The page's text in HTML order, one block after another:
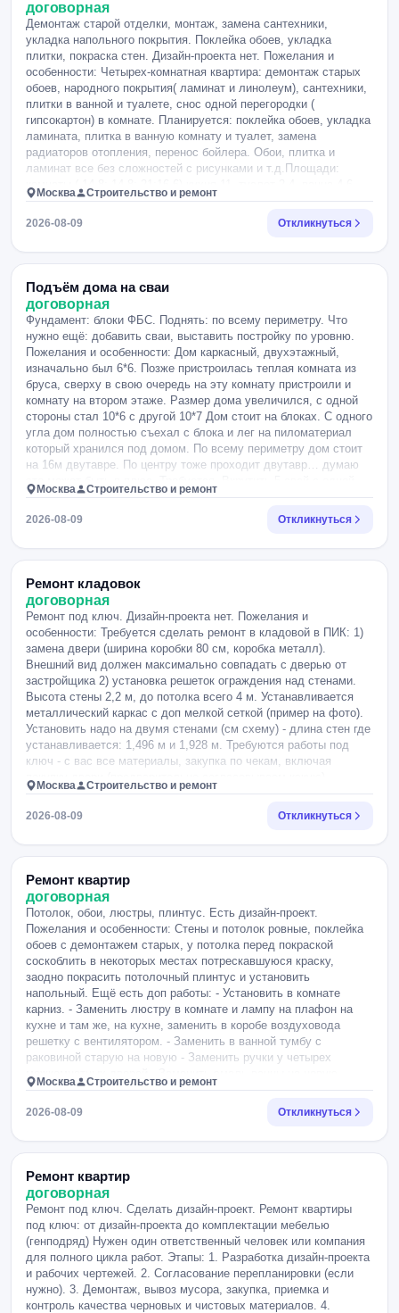
сложного на объектах нет и не будет. Главное аккуратность в
работе и своевременные переделки, если требуется.
договорная
Демонтаж старой отделки, монтаж, замена сантехники,
укладка напольного покрытия. Поклейка обоев, укладка
плитки, покраска стен. Дизайн-проекта нет. Пожелания и
особенности: Четырех-комнатная квартира: демонтаж старых
обоев, народного покрытия( ламинат и линолеум), сантехники,
плитки в ванной и туалете, снос одной перегородки (
гипсокартон) в комнате. Планируется: поклейка обоев, укладка
ламината, плитка в ванную комнату и туалет, замена
радиаторов отопления, перенос бойлера. Обои, плитка и
ламинат все без сложностей с рисунками и т.д.Площади:
комнаты ( 14,8; 14,8; 21;16,6) кухня 11, туалет 2,4, ванна 4,6
м2. В отзыве, пожалуйста, укажите возможность вывоза
мусора с вашей стороны, возможность замены радиаторов и
опыт общения с УК и примерную смету ( уверена, что у вас
уже богатый опыт и примерно по представленным параметрам
оценить возможно).
Москва Строительство и ремонт
2026-08-09 Откликнуться
Подъём дома на сваи
договорная
Фундамент: блоки ФБС. Поднять: по всему периметру. Что
нужно ещё: добавить сваи, выставить постройку по уровню.
Пожелания и особенности: Дом каркасный, двухэтажный,
изначально был 6*6. Позже пристроилась теплая комната из
бруса, сверху в свою очередь на эту комнату пристроили и
комнату на втором этаже. Размер дома увеличился, с одной
стороны стал 10*6 с другой 10*7 Дом стоит на блоках. С одного
угла дом полностью съехал с блока и лег на пиломатериал
который хранился под домом. По всему периметру дом стоит
на 16м двутавре. По центру тоже проходит двутавр… думаю
это может быть в плюс. Требуется. Вкрутить 5 свай с одной
стороны, 5 свай с другой, сваи связать между собой 25м
двутавр.
Москва Строительство и ремонт
2026-08-09 Откликнуться
Ремонт кладовок
договорная
Ремонт под ключ. Дизайн-проекта нет. Пожелания и
особенности: Требуется сделать ремонт в кладовой в ПИК: 1)
замена двери (ширина коробки 80 см, коробка металл).
Внешний вид должен максимально совпадать с дверью от
застройщика 2) установка решеток ограждения над стенами.
Высота стены 2,2 м, до потолка всего 4 м. Устанавливается
металлический каркас с доп мелкой сеткой (пример на фото).
Установить надо на двумя стенами (см схему) - длина стен где
устанавливается: 1,496 м и 1,928 м. Требуются работы под
ключ - с вас все материалы, закупка по чекам, включая
покупку двери (предварительно согласовываем какую),
согласование в ПИК установки решетки.
Москва Строительство и ремонт
2026-08-09 Откликнуться
Ремонт квартир
договорная
Потолок, обои, люстры, плинтус. Есть дизайн-проект.
Пожелания и особенности: Стены и потолок ровные, поклейка
обоев с демонтажем старых, у потолка перед покраской
соскоблить в некоторых местах потрескавшуюся краску,
заодно покрасить потолочный плинтус и установить
напольный. Ещё есть доп работы: - Установить в комнате
карниз. - Заменить люстру в комнате и лампу на плафон на
кухне и там же, на кухне, заменить в коробе воздуховода
решетку с вентилятором. - Заменить в ванной тумбу с
раковиной старую на новую - Заменить ручки у четырех
межкомнатных дверей - Заменить эмаль ванны на новую.
Москва Строительство и ремонт
2026-08-09 Откликнуться
Ремонт квартир
договорная
Ремонт под ключ. Сделать дизайн-проект. Ремонт квартиры
под ключ: от дизайн-проекта до комплектации мебелью
(генподряд) Нужен один ответственный человек или компания
для полного цикла работ. Этапы: 1. Разработка дизайн-проекта
и рабочих чертежей. 2. Согласование перепланировки (если
нужно). 3. Демонтаж, вывоз мусора, закупка, приемка и
контроль качества черновых и чистовых материалов. 4.